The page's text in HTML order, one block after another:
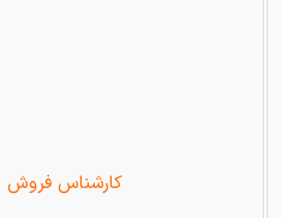
کارشناس فروش